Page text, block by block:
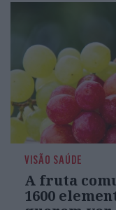
VISÃO SAÚDE
A fruta
1600